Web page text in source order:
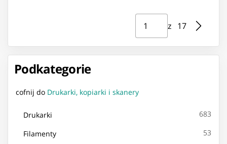
Podkategorie
cofnij do Drukarki, kopiarki i skanery
Drukarki 683
Filamenty 53
Strona ⁨1⁩ z ⁨17⁩
z ⁨17⁩
Przejdź do strony